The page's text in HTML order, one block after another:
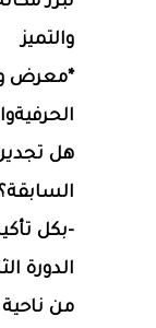
والتميز
*معرض
هل
-بكل
الدورة
من